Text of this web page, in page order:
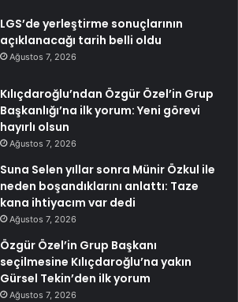
LGS’de yerleştirme sonuçlarının
açıklanacağı tarih belli oldu
Ağustos 7, 2026
Kılıçdaroğlu’ndan Özgür Özel’in Grup
Başkanlığı’na ilk yorum: Yeni görevi
hayırlı olsun
Ağustos 7, 2026
Suna Selen yıllar sonra Münir Özkul ile
neden boşandıklarını anlattı: Taze
kana ihtiyacım var dedi
Ağustos 7, 2026
Özgür Özel’in Grup Başkanı
seçilmesine Kılıçdaroğlu’na yakın
Gürsel Tekin’den ilk yorum
Ağustos 7, 2026